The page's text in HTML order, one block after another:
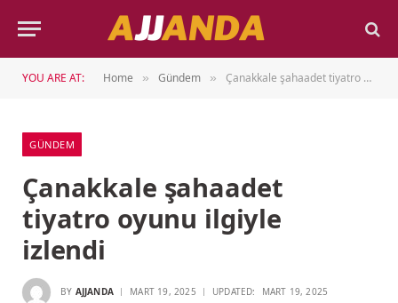
YOU ARE AT: Home » Gündem » Çanakkale şahaadet tiyatro oyunu ilgiyle izlendi
GÜNDEM
Çanakkale şahaadet
tiyatro oyunu ilgiyle
izlendi
BY AJJANDA MART 19, 2025 UPDATED: MART 19, 2025